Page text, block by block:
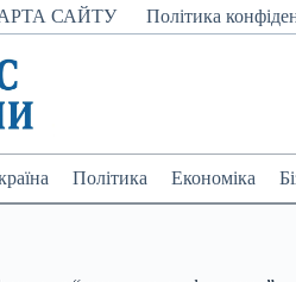
САЙТУ Політика
Політика Економіка